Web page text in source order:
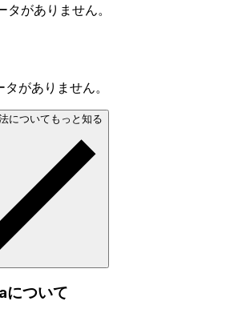
がありません。
がありません。
についてもっと知る
について